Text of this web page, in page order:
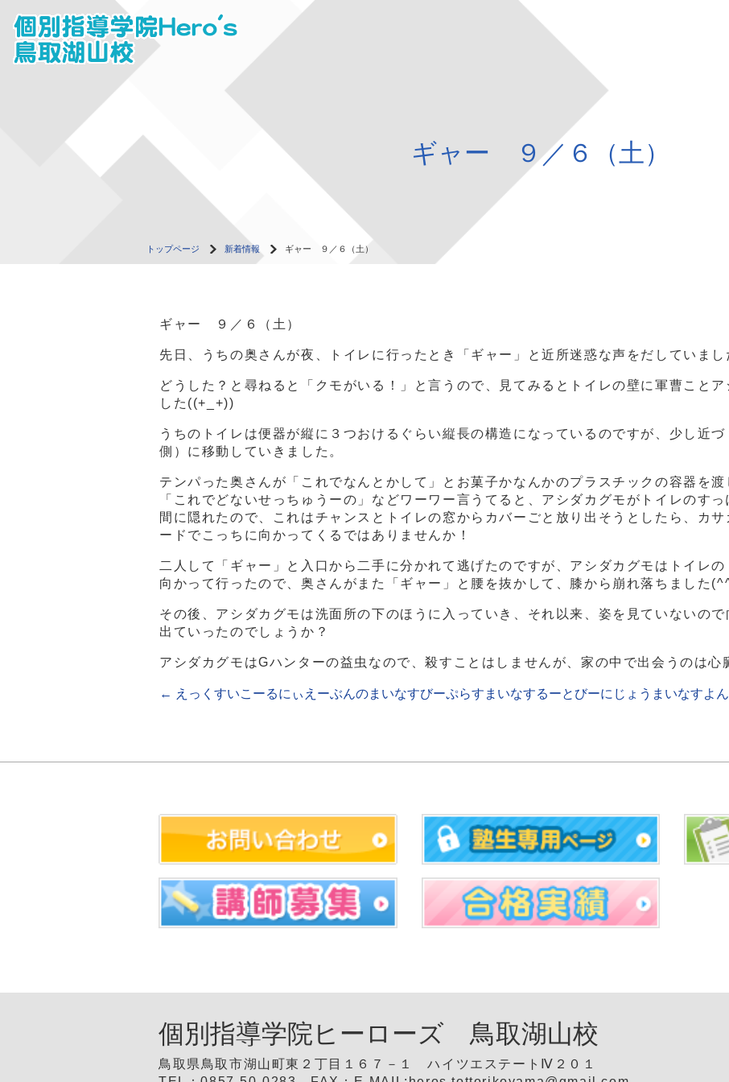
ギャー ９／６（土）
トップページ 新着情報 ギャー ９／６（土）
ギャー ９／６（土）
先日、うちの奥さんが夜、トイレに行ったとき「ギャー」と近所迷惑な声をだしていまし
どうした？と尋ねると「クモがいる！」と言うので、見てみるとトイレの壁に軍曹こと
した((+_+))
うちのトイレは便器が縦に３つおけるぐらい縦長の構造になっているのですが、少し近
側）に移動していきました。
テンパった奥さんが「これでなんとかして」とお菓子かなんかのプラスチックの容器を
「これでどないせっちゅうーの」などワーワー言うてると、アシダカグモがトイレのす
間に隠れたので、これはチャンスとトイレの窓からカバーごと放り出そうとしたら、カ
ードでこっちに向かってくるではありませんか！
二人して「ギャー」と入口から二手に分かれて逃げたのですが、アシダカグモはトイレ
向かって行ったので、奥さんがまた「ギャー」と腰を抜かして、膝から崩れ落ちました
その後、アシダカグモは洗面所の下のほうに入っていき、それ以来、姿を見ていないの
出ていったのでしょうか？
アシダカグモはGハンターの益虫なので、殺すことはしませんが、家の中で出会うのは心
← えっくすいこーるにぃえーぶんのまいなすびーぷらすまいなするーとびーにじょうまいなすよ
個別指導学院ヒーローズ 鳥取湖山校
鳥取県鳥取市湖山町東２丁目１６７－１ ハイツエステートⅣ２０１